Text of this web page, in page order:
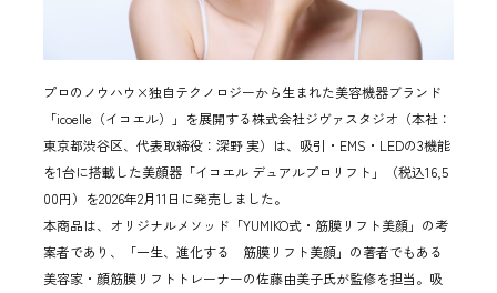
プロのノウハウ×独自テクノロジーから生まれた美容機器ブランド
「icoelle（イコエル）」を展開する株式会社ジヴァスタジオ（本社：
東京都渋谷区、代表取締役：深野 実）は、吸引・EMS・LEDの3機能
を1台に搭載した美顔器「イコエル デュアルプロリフト」（税込16,5
00円）を2026年2月11日に発売しました。
本商品は、オリジナルメソッド「YUMIKO式・筋膜リフト美顔」の考
案者であり、「一生、進化する 筋膜リフト美顔」の著者でもある
美容家・顔筋膜リフトトレーナーの佐藤由美子氏が監修を担当。吸